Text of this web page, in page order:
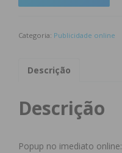
Categoria: Publicidade online
Descrição
Descrição
Popup no imediato online: